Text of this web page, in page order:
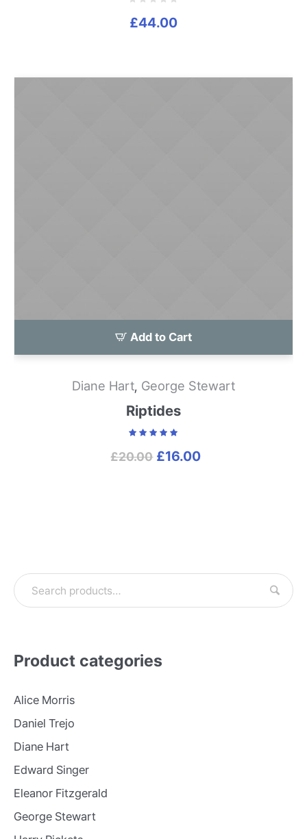
£44.00
Add to Cart
Diane Hart, George Stewart
Riptides
£20.00 £16.00
Product categories
Alice Morris
Daniel Trejo
Diane Hart
Edward Singer
Eleanor Fitzgerald
George Stewart